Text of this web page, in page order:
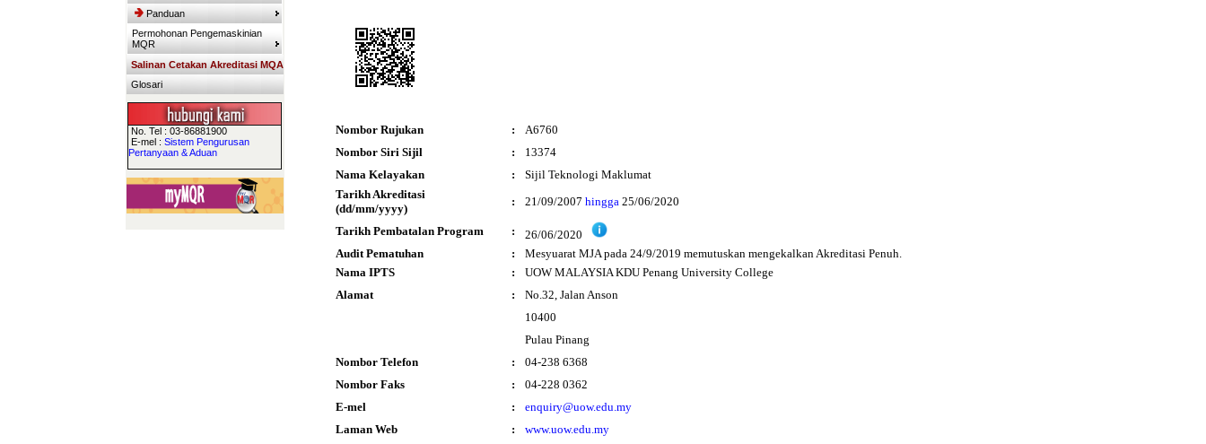
Panduan
Permohonan Pengemaskinian
MQR
Salinan Cetakan Akreditasi MQA
Glosari
No. Tel : 03-86881900
E-mel : Sistem Pengurusan
Pertanyaan & Aduan
Nombor Rujukan :
A6760
Nombor Siri Sijil
:
13374
Nama Kelayakan
:
Sijil Teknologi Maklumat
Tarikh Akreditasi
(dd/mm/yyyy)
: 21/09/2007 hingga25/06/2020
Tarikh Pembatalan Program :
26/06/2020
Audit Pematuhan
:
Mesyuarat MJA pada 24/9/2019 memutuskan mengekalkan Akreditasi Penuh.
Nama IPTS
:
UOW MALAYSIA KDU Penang University College
Alamat
:
No.32, Jalan Anson
10400
Pulau Pinang
Nombor Telefon
:
04-238 6368
Nombor Faks
:
04-228 0362
E-mel
:
enquiry@uow.edu.my
Laman Web
:
www.uow.edu.my